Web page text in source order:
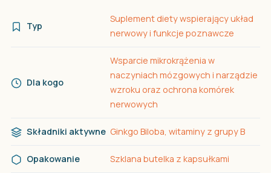
Typ
Suplement diety wspierający układ
nerwowy i funkcje poznawcze
Dla kogo
Wsparcie mikrokrążenia w
naczyniach mózgowych i narządzie
wzroku oraz ochrona komórek
nerwowych
Składniki aktywne Ginkgo Biloba, witaminy z grupy B
Opakowanie Szklana butelka z kapsułkami